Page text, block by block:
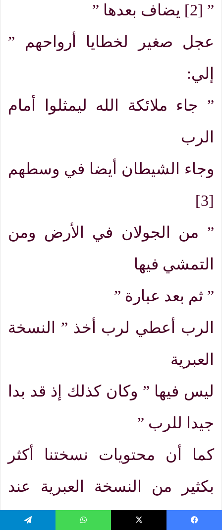
” [2]
يضاف بعدها ”
عجل صغير لخطايا أرواحهم ”
إلي:
” جاء ملائكة الله ليمثلوا أمام
الرب
وجاء الشيطان أيضا في وسطهم
[3]
” من الجولان في الأرض ومن
التمشي فيها
” ثم بعد عبارة ”
الرب أعطي لرب أخذ ”
النسخة
العبرية
ليس فيها ” وكان كذلك إذ قد بدا
جيدا للرب ”
كما أن محتويات نسختنا أكثر
بكثير من النسخة العبرية عند
حديث زوجة